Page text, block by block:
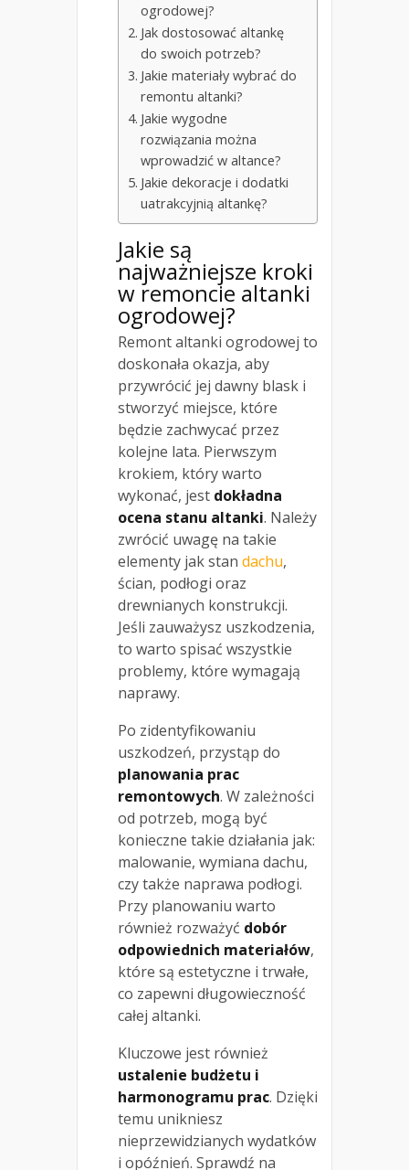
ogrodowej?
Jak dostosować altankę
do swoich potrzeb?
Jakie materiały wybrać do
remontu altanki?
Jakie wygodne
rozwiązania można
wprowadzić w altance?
Jakie dekoracje i dodatki
uatrakcyjnią altankę?
Jakie są
najważniejsze kroki
w remoncie altanki
ogrodowej?
Remont altanki ogrodowej to
doskonała okazja, aby
przywrócić jej dawny blask i
stworzyć miejsce, które
będzie zachwycać przez
kolejne lata. Pierwszym
krokiem, który warto
wykonać, jest dokładna
ocena stanu altanki. Należy
zwrócić uwagę na takie
elementy jak stan dachu,
ścian, podłogi oraz
drewnianych konstrukcji.
Jeśli zauważysz uszkodzenia,
to warto spisać wszystkie
problemy, które wymagają
naprawy.
Po zidentyfikowaniu
uszkodzeń, przystąp do
planowania prac
remontowych. W zależności
od potrzeb, mogą być
konieczne takie działania jak:
malowanie, wymiana dachu,
czy także naprawa podłogi.
Przy planowaniu warto
również rozważyć dobór
odpowiednich materiałów,
które są estetyczne i trwałe,
co zapewni długowieczność
całej altanki.
Kluczowe jest również
ustalenie budżetu i
harmonogramu prac. Dzięki
temu unikniesz
nieprzewidzianych wydatków
i opóźnień. Sprawdź na